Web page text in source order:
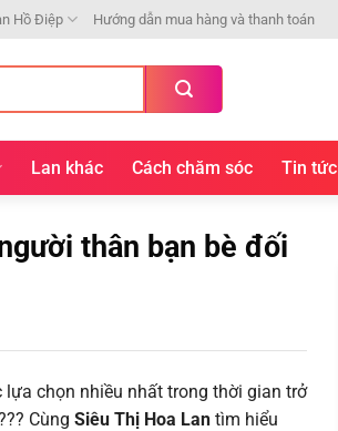
Hồ Điệp Hướng dẫn mua hàng và thanh toán
Lan khác Cách chăm sóc Tin tức
thân bạn bè đối
lựa chọn nhiều nhất trong thời gian trở
Cùng Siêu Thị Hoa Lan tìm hiểu